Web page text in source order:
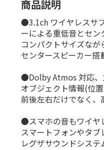
商品説明
●3.1ch ワイヤレスサ
ーによる重低音とセン
コンパクトサイズなが
センタースピーカー搭
●Dolby Atmos 対応、
オブジェクト情報(位
前後左右だけでなく、
●スマホの音もワイヤ
スマートフォンやタ
レグザサウンドシステ